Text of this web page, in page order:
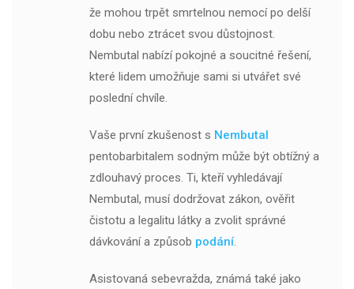
že mohou trpět smrtelnou nemocí po delší
dobu nebo ztrácet svou důstojnost.
Nembutal nabízí pokojné a soucitné řešení,
které lidem umožňuje sami si utvářet své
poslední chvíle.
Vaše první zkušenost s Nembutal
pentobarbitalem sodným může být obtížný a
zdlouhavý proces. Ti, kteří vyhledávají
Nembutal, musí dodržovat zákon, ověřit
čistotu a legalitu látky a zvolit správné
dávkování a způsob podání.
Asistovaná sebevražda, známá také jako